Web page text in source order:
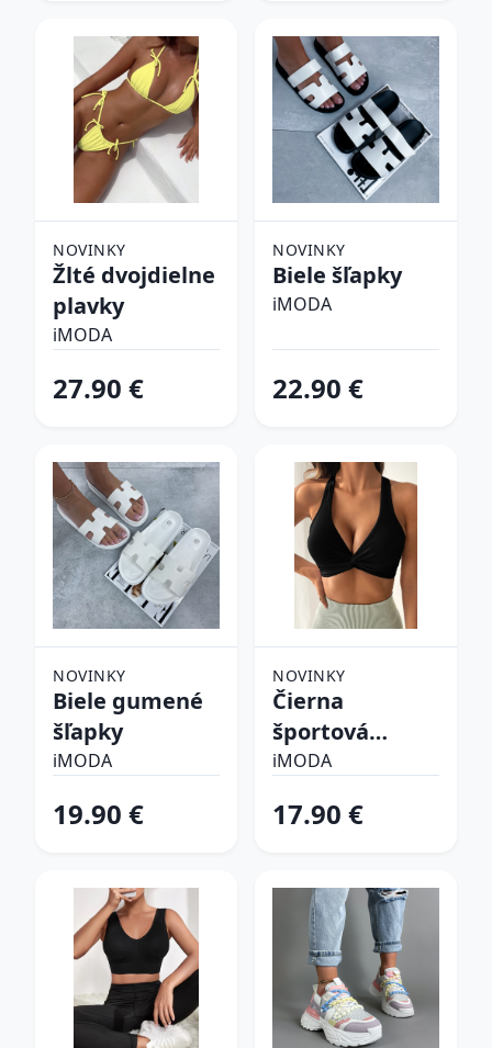
NOVINKY
Žlté dvojdielne
plavky
iMODA
27.90 €
NOVINKY
Biele šľapky
iMODA
22.90 €
NOVINKY
Biele gumené
šľapky
iMODA
19.90 €
NOVINKY
Čierna
športová
podprsenka
iMODA
17.90 €